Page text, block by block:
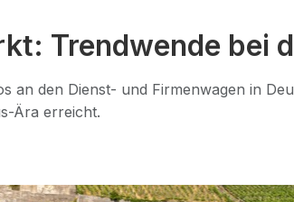
Trendwende bei
an den Dienst- und Firmenwagen in
Ära erreicht.